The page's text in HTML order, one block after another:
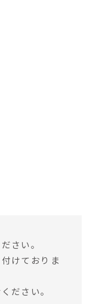
さい。
けておりま
ださい。